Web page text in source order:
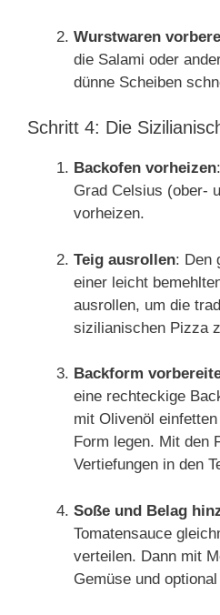
Wurstwaren
die Salami oder
dünne Scheiben
Schritt 4: Die
Backofen vorheizen
Grad Celsius (ober-
vorheizen.
Teig ausrollen: Den
einer leicht
ausrollen, um die
sizilianischen Pizza
Backform
eine rechteckige
mit Olivenöl
Form legen. Mit den
Vertiefungen in den
Soße und Belag
Tomatensauce
verteilen. Dann mit
Gemüse und